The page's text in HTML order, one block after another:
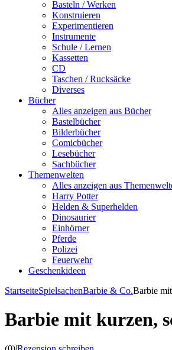
Basteln / Werken
Konstruieren
Experimentieren
Instrumente
Schule / Lernen
Kassetten
CD
Taschen / Rucksäcke
Diverses
Bücher
Alles anzeigen aus Bücher
Bastelbücher
Bilderbücher
Comicbücher
Lesebücher
Sachbücher
Themenwelten
Alles anzeigen aus
Harry Potter
Helden & Superhelden
Dinosaurier
Einhörner
Pferde
Polizei
Feuerwehr
Geschenkideen
StartseiteSpielsachenBarbie & Co.Barbie
Barbie mit kurzen,